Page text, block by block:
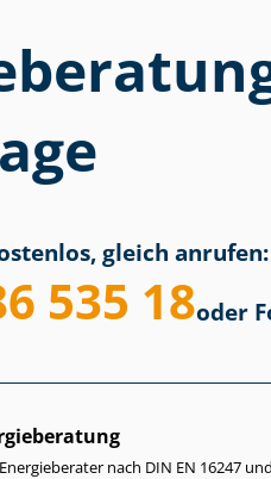
gleich anrufen:
535 18oder
nach DIN EN 16247